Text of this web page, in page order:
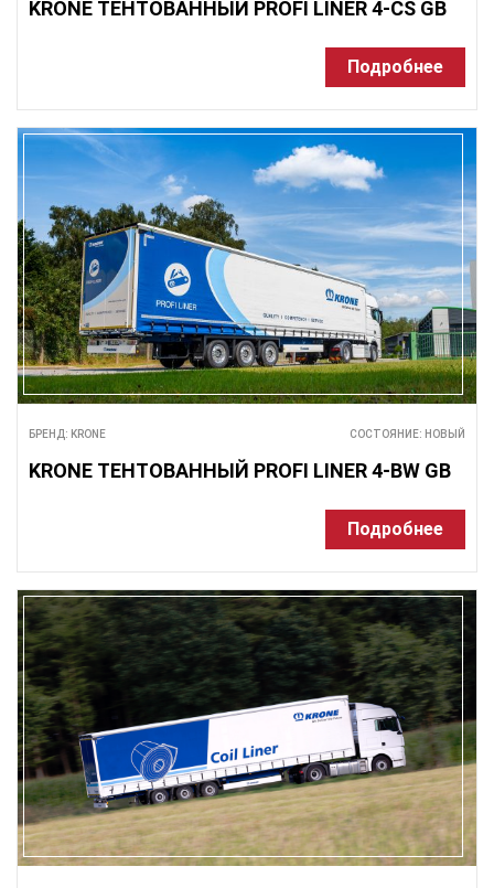
KRONE ТЕНТОВАННЫЙ PROFI LINER 4-CS GB
Подробнее
БРЕНД: KRONE СОСТОЯНИЕ: НОВЫЙ
KRONE ТЕНТОВАННЫЙ PROFI LINER 4-BW GB
Подробнее